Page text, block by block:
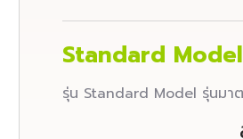
Standard Model
รุ่น Standard Model รุ่นมา